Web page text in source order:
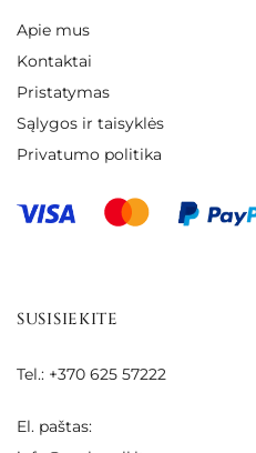
Apie mus
Kontaktai
Pristatymas
Sąlygos ir taisyklės
Privatumo politika
SUSISIEKITE
Tel.: +370 625 57222
El. paštas: